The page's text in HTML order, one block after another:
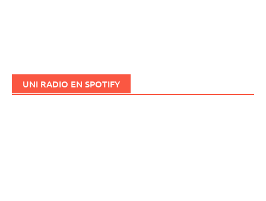
UNI RADIO EN SPOTIFY